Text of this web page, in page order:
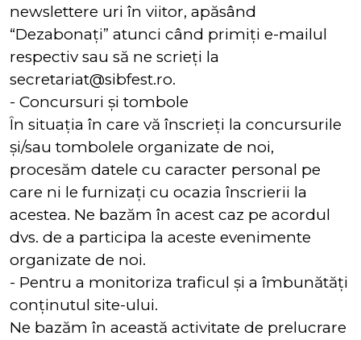
newslettere uri în viitor, apăsând
“Dezabonați” atunci când primiți e-mailul
respectiv sau să ne scrieți la
secretariat@sibfest.ro.
- Concursuri și tombole
În situația în care vă înscrieți la concursurile
și/sau tombolele organizate de noi,
procesăm datele cu caracter personal pe
care ni le furnizați cu ocazia înscrierii la
acestea. Ne bazăm în acest caz pe acordul
dvs. de a participa la aceste evenimente
organizate de noi.
- Pentru a monitoriza traficul și a îmbunătăți
conținutul site-ului.
Ne bazăm în această activitate de prelucrare